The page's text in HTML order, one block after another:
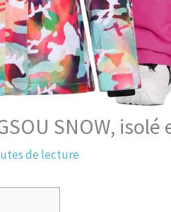
SNOW,
de lecture